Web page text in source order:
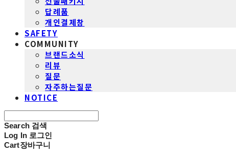
답례품
개인결제창
SAFETY
COMMUNITY
브랜드소식
리뷰
질문
자주하는질문
NOTICE
Search 검색
Log In 로그인
Cart장바구니